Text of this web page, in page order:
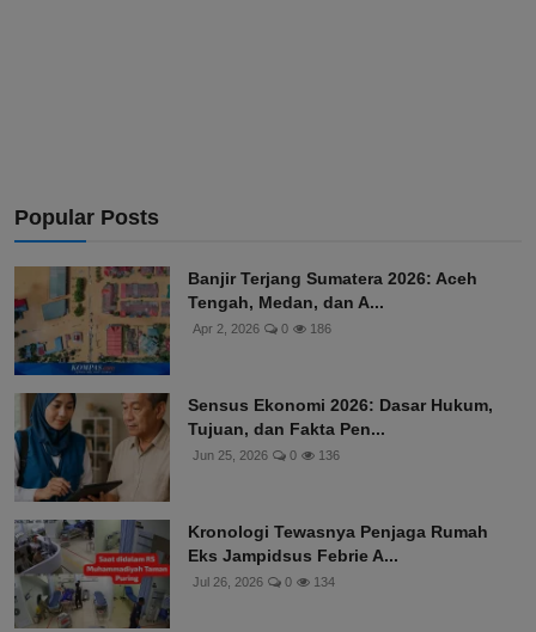
Popular Posts
Banjir Terjang Sumatera 2026: Aceh
Tengah, Medan, dan A...
Apr 2, 2026 0 186
Sensus Ekonomi 2026: Dasar Hukum,
Tujuan, dan Fakta Pen...
Jun 25, 2026 0 136
Kronologi Tewasnya Penjaga Rumah
Eks Jampidsus Febrie A...
Jul 26, 2026 0 134